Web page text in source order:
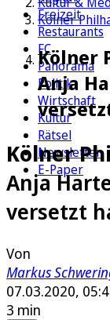
Freizeit
Restaurants
FC
Panorama
Politik
Wirtschaft
Kultur
Rätsel
Newsletter
E-Paper
Kölner
Kölner
Anja
Kölner
Anja
versetzt
Von
Markus
07.03.2020,
3 min